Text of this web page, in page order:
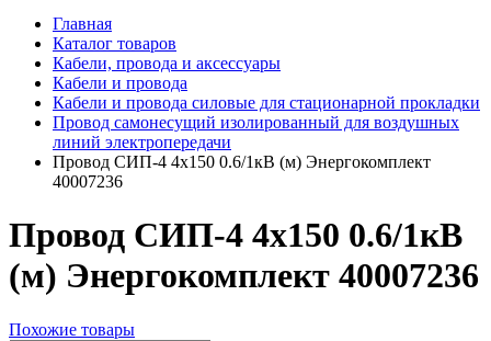
Главная
Каталог товаров
Кабели, провода и аксессуары
Кабели и провода
Кабели и провода силовые для стационарной прокладки
Провод самонесущий изолированный для воздушных
линий электропередачи
Провод СИП-4 4х150 0.6/1кВ (м) Энергокомплект
40007236
Провод СИП-4 4х150 0.6/1кВ
(м) Энергокомплект 40007236
Похожие товары